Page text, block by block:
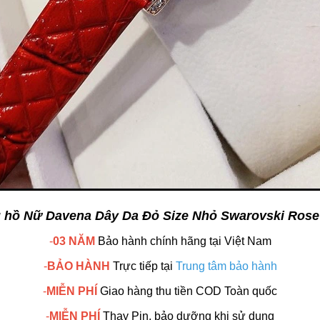
Nữ Davena Dây Da Đỏ Size Nhỏ Swarovski
-03 NĂM Bảo hành chính hãng tại Việt Nam
-BẢO HÀNH Trực tiếp tại Trung tâm bảo hành
-MIỄN PHÍ Giao hàng thu tiền COD Toàn quốc
-MIỄN PHÍ Thay Pin, bảo dưỡng khi sử dụng